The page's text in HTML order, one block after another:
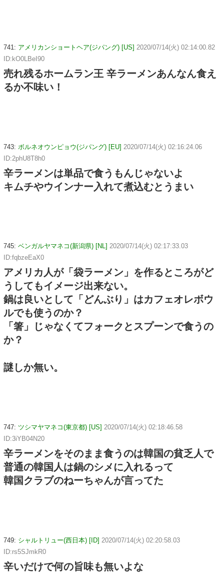
741: アメリカンショートヘア(ジパング) [US] 2020/07/14(火) 02:14:00.82
ID:kO0LBeI90
売れ残るホームラン王 辛ラーメンあんなん食え
るか不味い！
743: ボルネオウンピョウ(ジパング) [EU] 2020/07/14(火) 02:16:24.06
ID:2phU8T8h0
辛ラーメンは単品で食うもんじゃないよ
キムチやウインナー入れて煮込むとうまい
745: ベンガルヤマネコ(新潟県) [NL] 2020/07/14(火) 02:17:33.03
ID:fqbzeEaX0
アメリカ人が「袋ラーメン」を作るところがど
うしてもイメージ出来ない。
鍋は良いとして「どんぶり」はカフェオレボウ
ルでも使うのか？
「箸」じゃなくてフォークとスプーンで食うの
か？
謎しか無い。
747: ツシマヤマネコ(東京都) [US] 2020/07/14(火) 02:18:46.58
ID:3iYB04N20
辛ラーメンをそのまま食うのは韓国の貧乏人で
普通の韓国人は鍋のシメに入れるって
韓国クラブのねーちゃんが言ってた
749: シャルトリュー(西日本) [ID] 2020/07/14(火) 02:20:58.03
ID:rs5SJmkR0
辛いだけで何の旨味も無いよな